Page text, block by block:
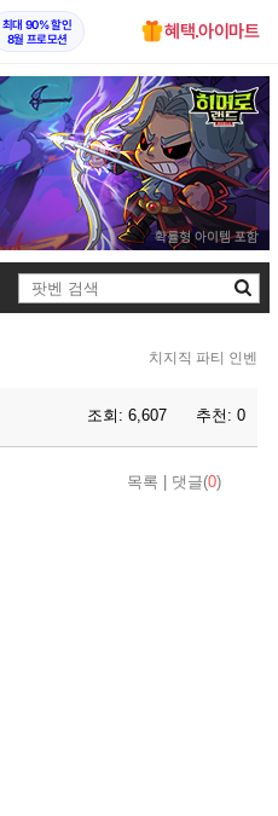
최대 90% 할인
8월 프로모션
혜택.아이마트
검
치지직 파티 인벤
조회: 6,607 추천: 0
목록 댓글(0)